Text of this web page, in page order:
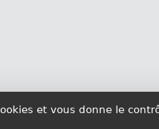
et vous donne le